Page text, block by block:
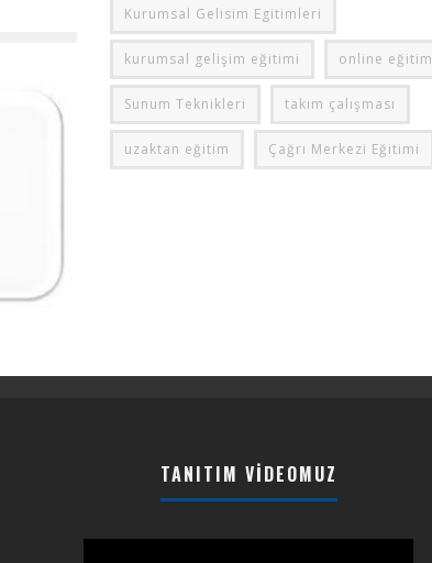
Kurumsal Gelisim Egitimleri
kurumsal gelişim eğitimi online eğitim
Sunum Teknikleri takım çalışması
uzaktan eğitim Çağrı Merkezi Eğitimi
TANITIM VIDEOMUZ